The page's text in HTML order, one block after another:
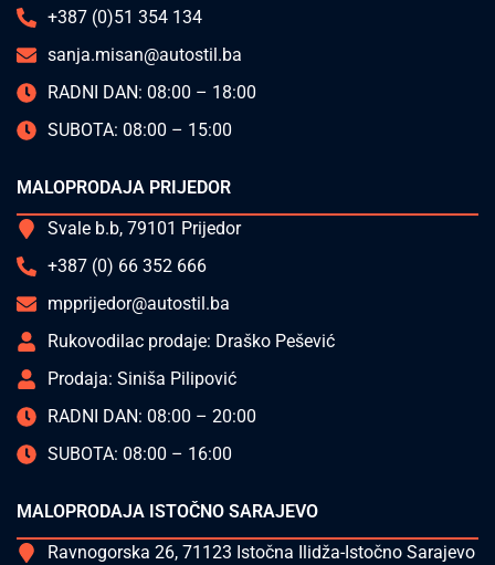
+387 (0)51 354 134
sanja.misan@autostil.ba
RADNI DAN: 08:00 – 18:00
SUBOTA: 08:00 – 15:00
MALOPRODAJA PRIJEDOR
Svale b.b, 79101 Prijedor
+387 (0) 66 352 666
mpprijedor@autostil.ba
Rukovodilac prodaje: Draško Pešević
Prodaja: Siniša Pilipović
RADNI DAN: 08:00 – 20:00
SUBOTA: 08:00 – 16:00
MALOPRODAJA ISTOČNO SARAJEVO
Ravnogorska 26, 71123 Istočna Ilidža-Istočno Sarajevo